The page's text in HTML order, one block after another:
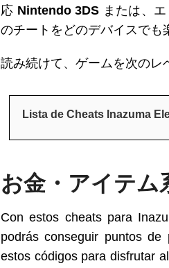
応 Nintendo 3DS または、
のチートをどのデバイスでも
読み続けて、ゲームを次のレ
Lista de Cheats Inazuma
お金・アイテム
Con estos cheats para
podrás conseguir puntos
estos códigos para disfrutar